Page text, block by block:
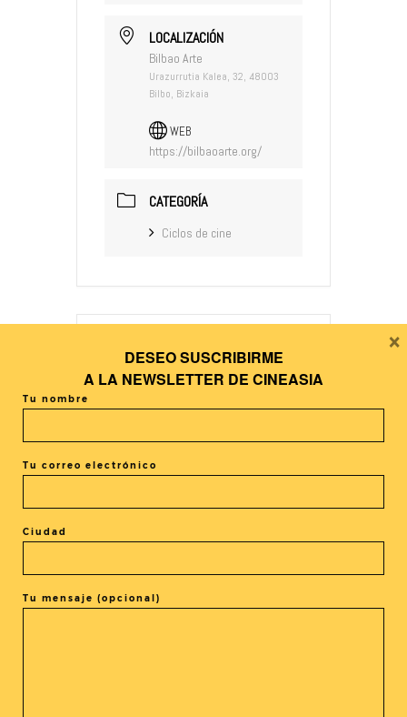
LOCALIZACIÓN
Bilbao Arte
Urazurrutia Kalea, 32, 48003
Bilbo, Bizkaia
WEB
https://bilbaoarte.org/
CATEGORÍA
Ciclos de cine
+ Añadir Google Calendar
El evento está terminado.
DESEO SUSCRIBIRME
A LA NEWSLETTER DE CINEASIA
Tu nombre
Tu correo electrónico
Ciudad
Tu mensaje (opcional)
×